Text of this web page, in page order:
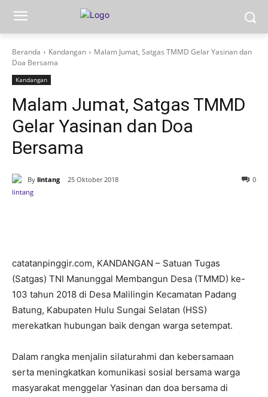
Beranda Kandangan
Malam Jumat, Satgas TMMD Gelar Yasinan dan
Doa Bersama
Kandangan
Malam Jumat, Satgas TMMD
Gelar Yasinan dan Doa
Bersama
By lintang 25 Oktober 2018 0
catatanpinggir.com, KANDANGAN – Satuan Tugas
(Satgas) TNI Manunggal Membangun Desa (TMMD) ke-
103 tahun 2018 di Desa Malilingin Kecamatan Padang
Batung, Kabupaten Hulu Sungai Selatan (HSS)
merekatkan hubungan baik dengan warga setempat.
Dalam rangka menjalin silaturahmi dan kebersamaan
serta meningkatkan komunikasi sosial bersama warga
masyarakat menggelar Yasinan dan doa bersama di